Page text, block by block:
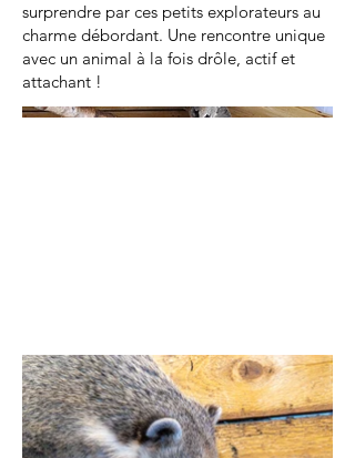
surprendre par ces petits explorateurs au
charme débordant. Une rencontre unique
avec un animal à la fois drôle, actif et
attachant !